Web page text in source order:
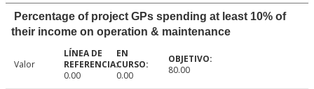
Percentage of project GPs spending at least 10% of
their income on operation & maintenance
Valor
0.00
0.00 80.00